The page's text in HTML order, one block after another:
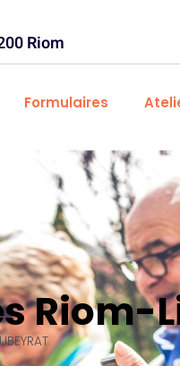
Riom
Formulaires